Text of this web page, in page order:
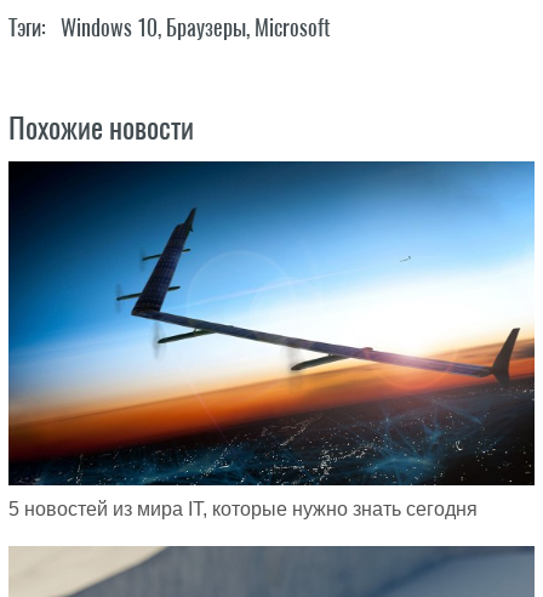
Тэги: Windows 10, Браузеры, Microsoft
Похожие новости
5 новостей из мира IT, которые нужно знать сегодня